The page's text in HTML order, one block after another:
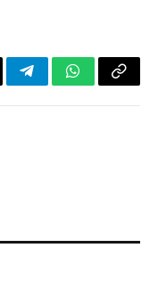
TelegramWhatsApp
Copy